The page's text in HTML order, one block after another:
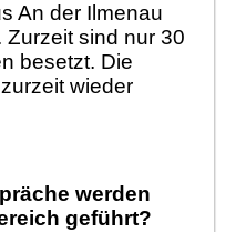
An der Ilmenau
Zurzeit sind nur 30
besetzt. Die
wieder
werden
geführt?